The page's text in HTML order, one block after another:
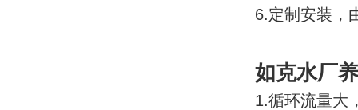
6.定制安装，
如克水厂
1.循环流量大